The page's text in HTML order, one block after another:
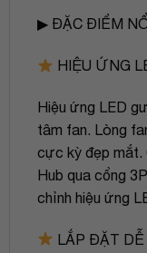
▶ ĐẶC ĐIỂM
HIỆU ỨNG
Hiệu ứng LED
tâm fan. Lòng
cực kỳ đẹp mắt.
Hub qua cổng
chỉnh hiệu ứng
LẮP ĐẶT DỄ